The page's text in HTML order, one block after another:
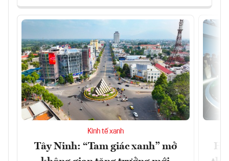
Kinh tế xanh
Tây Ninh: “Tam giác xanh” mở